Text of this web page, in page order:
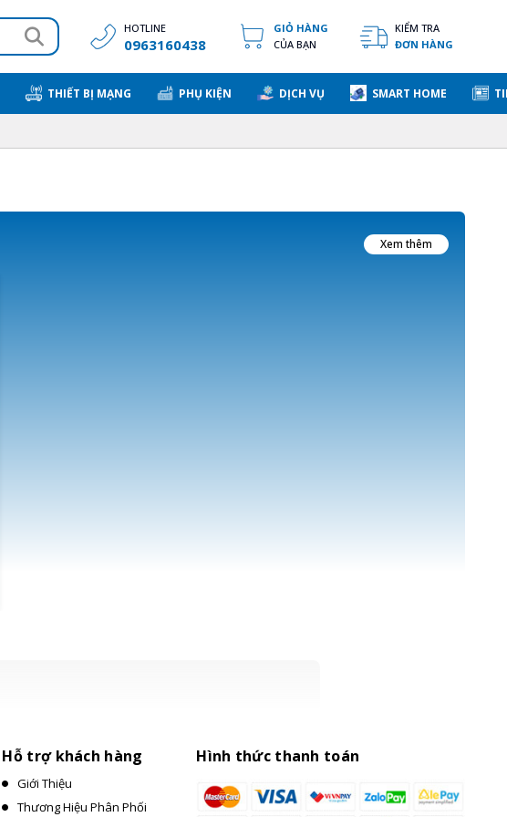
HOTLINE
0963160438
GIỎ HÀNG
CỦA BẠN
KIỂM TRA
ĐƠN HÀNG
THIẾT BỊ MẠNG PHỤ KIỆN DỊCH VỤ SMART HOME
Xem thêm
Hỗ trợ khách hàng
Giới Thiệu
Thương Hiệu Phân Phối
Hình thức thanh toán